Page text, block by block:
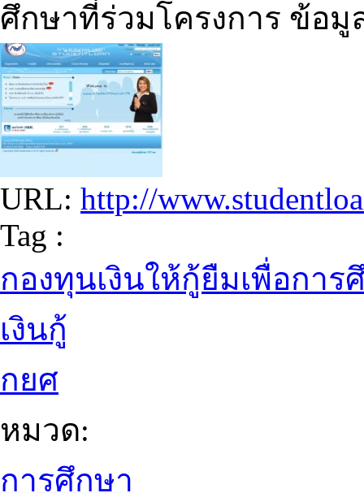
ศึกษาที่ร่วมโครงการ ข้อ
URL: http://
Tag :
กองทุนเงินให้กู้ยืมเพื่อการ
เงินกู้
กยศ
หมวด:
การศึกษา